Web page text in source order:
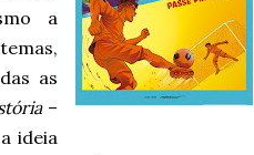
a
as
–
ideia